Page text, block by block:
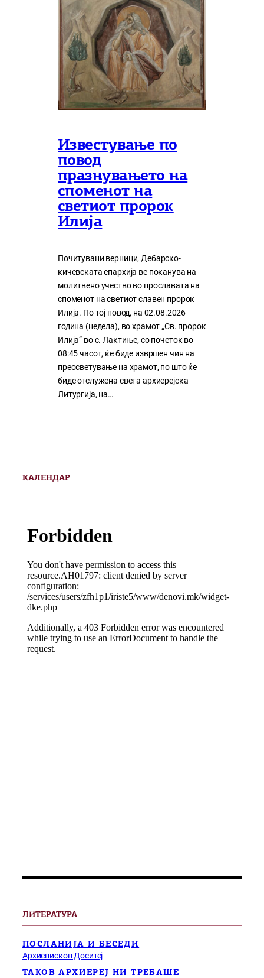
Известување по
повод
празнувањето на
споменот на
светиот пророк
Илија
Почитувани верници, Дебарско-
кичевската епархија ве поканува на
молитвено учество во прославата на
споменот на светиот славен пророк
Илија. По тој повод, на 02.08.2026
година (недела), во храмот „Св. пророк
Илија“ во с. Лактиње, со почеток во
08:45 часот, ќе биде извршен чин на
преосветување на храмот, по што ќе
биде отслужена света архиерејска
Литургија, на…
КАЛЕНДАР
ЛИТЕРАТУРА
ПОСЛАНИЈА И БЕСЕДИ
Архиепископ Доситеј
ТАКОВ АРХИЕРЕЈ НИ ТРЕБАШЕ